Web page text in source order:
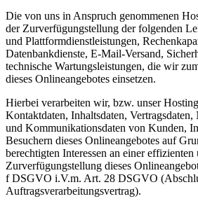
Die von uns in Anspruch genommenen
der Zurverfügungstellung der folgenden
und Plattformdienstleistungen,
Datenbankdienste, E-Mail-Versand,
technische Wartungsleistungen, die wir
dieses Onlineangebotes einsetzen.
Hierbei verarbeiten wir, bzw. unser
Kontaktdaten, Inhaltsdaten,
und Kommunikationsdaten von Kunden,
Besuchern dieses Onlineangebotes auf
berechtigten Interessen an einer effizienten
Zurverfügungstellung dieses
f DSGVO i.V.m. Art. 28 DSGVO
Auftragsverarbeitungsvertrag).